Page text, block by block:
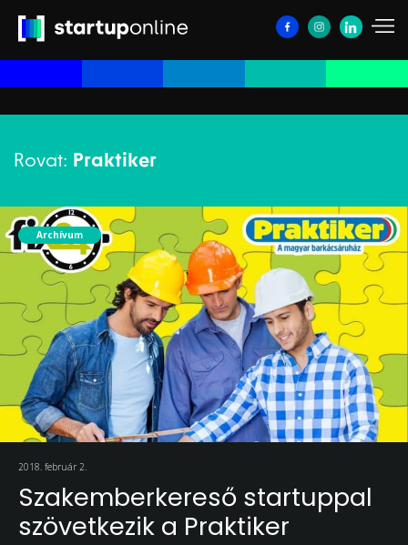
Rovat: Praktiker
Archívum
2018. február 2.
Szakemberkereső startuppal
szövetkezik a Praktiker